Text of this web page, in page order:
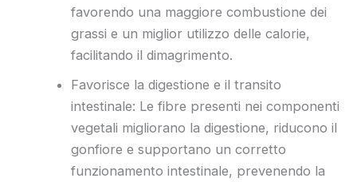
favorendo una maggiore combustione dei
grassi e un miglior utilizzo delle calorie,
facilitando il dimagrimento.
Favorisce la digestione e il transito
intestinale: Le fibre presenti nei componenti
vegetali migliorano la digestione, riducono il
gonfiore e supportano un corretto
funzionamento intestinale, prevenendo la